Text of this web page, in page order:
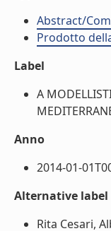
Abstract/
Prodotto
Label
A
Anno
2014-01-
Alternative label
Rita Cesari,